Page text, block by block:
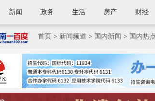
新闻 政务 生活 房产 财经
首页 > 新闻频道 > 国内新闻 > 国内热